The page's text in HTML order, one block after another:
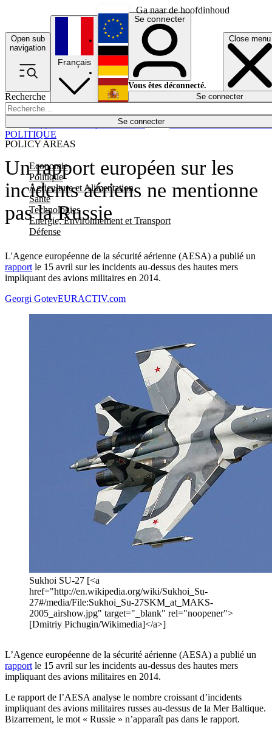
Ga naar de hoofdinhoud
Open sub
navigation
Close menu
Recherche
Se connecter
POLICY AREAS
Economie
Politique
Agriculture et Alimentation
Santé
Technologies
Energie, Environnement et Transport
Défense
Économie
Français
English
Deutsch
Español
Se connecter
Vous êtes déconnecté.
Se connecter
Un rapport européen sur les
incidents aériens ne mentionne
pas la Russie
L'Agence européenne de la sécurité aérienne (AESA) a publié un
rapport le 15 avril sur les incidents au-dessus des hautes mers
impliquant des avions militaires en 2014.
POLITIQUE
Georgi GotevEURACTIV.com
Sukhoi SU-27 [<a
href="http://en.wikipedia.org/wiki/Sukhoi_Su-
27#/media/File:Sukhoi_Su-27SKM_at_MAKS-
2005_airshow.jpg" target="_blank" rel="noopener">
[Dmitriy Pichugin/Wikimedia]</a>]
L’Agence européenne de la sécurité aérienne (AESA) a publié un
rapport le 15 avril sur les incidents au-dessus des hautes mers
impliquant des avions militaires en 2014.
Le rapport de l’AESA analyse le nombre croissant d’incidents
impliquant des avions militaires russes au-dessus de la Mer Baltique.
Bizarrement, le mot « Russie » n’apparaît pas dans le rapport.